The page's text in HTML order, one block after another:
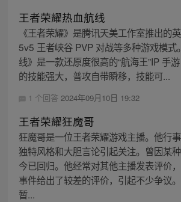
王者荣耀热血航线
《王者荣耀》是腾讯天美工作室推出的
5v5 王者峡谷 PVP 对战等多种游戏模式
线》是一款还原度很高的“航海王”IP 手
的技能强大，普攻自带瞬移，技能可...
1 个回答 2024年09月10日 19:32
王者荣耀狂魔哥
狂魔哥是一位王者荣耀游戏主播。他行
独特风格和大胆言论引起关注。曾因某
今已回归。他经常对其他主播发表评价
事件给出了较差的评价，引起不少争议
暂...